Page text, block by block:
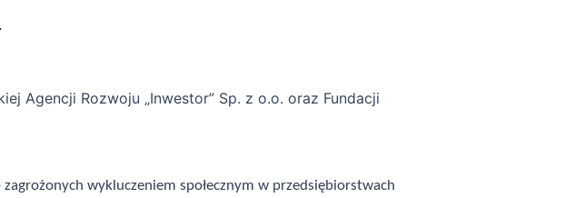
Agencji Rozwoju „Inwestor” Sp. z o.o. oraz Fundacji
wykluczeniem społecznym w przedsiębiorstwach